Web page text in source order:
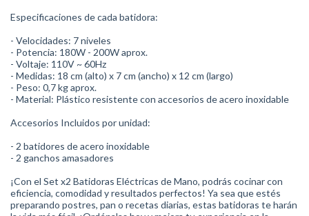
Especificaciones de cada batidora:
- Velocidades: 7 niveles
- Potencia: 180W - 200W aprox.
- Voltaje: 110V ~ 60Hz
- Medidas: 18 cm (alto) x 7 cm (ancho) x 12 cm (largo)
- Peso: 0,7 kg aprox.
- Material: Plástico resistente con accesorios de acero inoxidable
Accesorios Incluidos por unidad:
- 2 batidores de acero inoxidable
- 2 ganchos amasadores
¡Con el Set x2 Batidoras Eléctricas de Mano, podrás cocinar con
eficiencia, comodidad y resultados perfectos! Ya sea que estés
preparando postres, pan o recetas diarias, estas batidoras te harán